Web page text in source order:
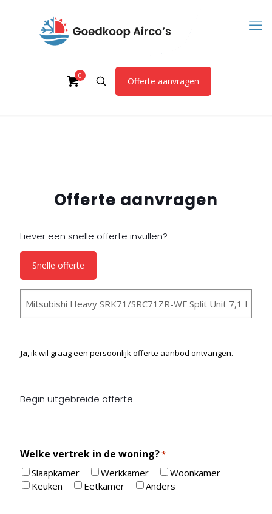
0
Offerte aanvragen
Offerte aanvragen
Liever een snelle offerte invullen?
Snelle offerte
Auto
Ja, ik wil graag een persoonlijk offerte aanbod ontvangen.
Begin uitgebreide offerte
Welke vertrek in de woning?*
Slaapkamer Werkkamer
Woonkamer
Keuken
Eetkamer Anders